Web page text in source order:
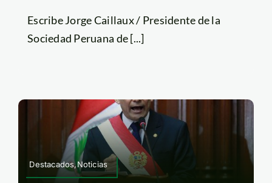
Escribe Jorge Caillaux / Presidente de la
Sociedad Peruana de [...]
Destacados,Noticias